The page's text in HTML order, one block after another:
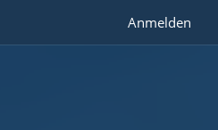
Anmelden